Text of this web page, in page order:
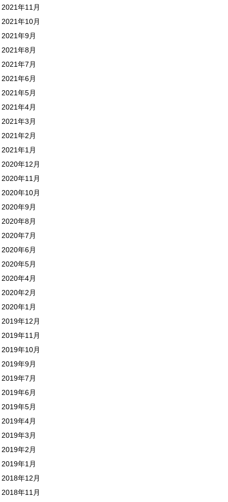
2021年11月
2021年10月
2021年9月
2021年8月
2021年7月
2021年6月
2021年5月
2021年4月
2021年3月
2021年2月
2021年1月
2020年12月
2020年11月
2020年10月
2020年9月
2020年8月
2020年7月
2020年6月
2020年5月
2020年4月
2020年2月
2020年1月
2019年12月
2019年11月
2019年10月
2019年9月
2019年7月
2019年6月
2019年5月
2019年4月
2019年3月
2019年2月
2019年1月
2018年12月
2018年11月